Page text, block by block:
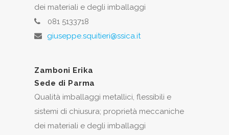
dei materiali e degli imballaggi
081 5133718
giuseppe.squitieri@ssica.it
Zamboni Erika
Sede di Parma
Qualità imballaggi metallici, flessibili e
sistemi di chiusura; proprietà meccaniche
dei materiali e degli imballaggi